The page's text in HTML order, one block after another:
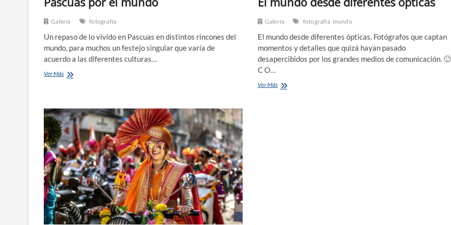
Galería fotografía
Un repaso de lo vivido en Pascuas en distintos rincones del
mundo, para muchos un festejo singular que varía de
acuerdo a las diferentes culturas…
Ver MásPascuas
Galería fotografía mundo
El mundo desde diferentes ópticas. Fotógrafos que captan
momentos y detalles que quizá hayan pasado
desapercibidos por los grandes medios de comunicación. 🙂
C O…
Ver MásEl